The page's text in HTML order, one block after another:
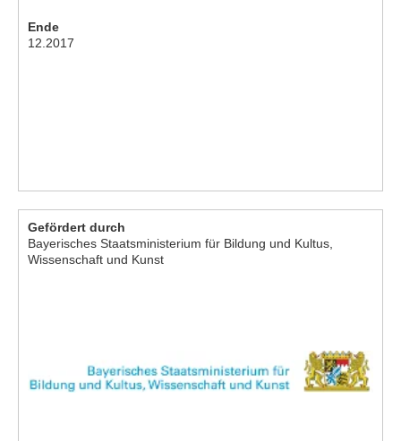
Ende
12.2017
Gefördert durch
Bayerisches Staatsministerium für Bildung und Kultus,
Wissenschaft und Kunst